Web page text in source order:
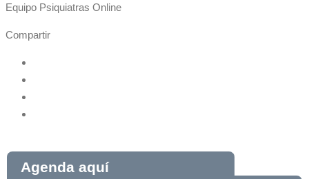
Equipo Psiquiatras Online
Compartir
Agenda aquí